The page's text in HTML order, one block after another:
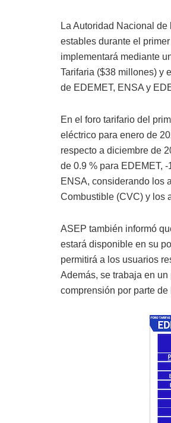
La Autoridad Nacional
estables durante el
implementará mediante
Tarifaria ($38 millones) y
de EDEMET, ENSA y
En el foro tarifario del
eléctrico para enero de
respecto a diciembre de
de 0.9 % para EDEMET,
ENSA, considerando los
Combustible (CVC) y los
ASEP también informó
estará disponible en su
permitirá a los usuarios
Además, se trabaja en
comprensión por parte de